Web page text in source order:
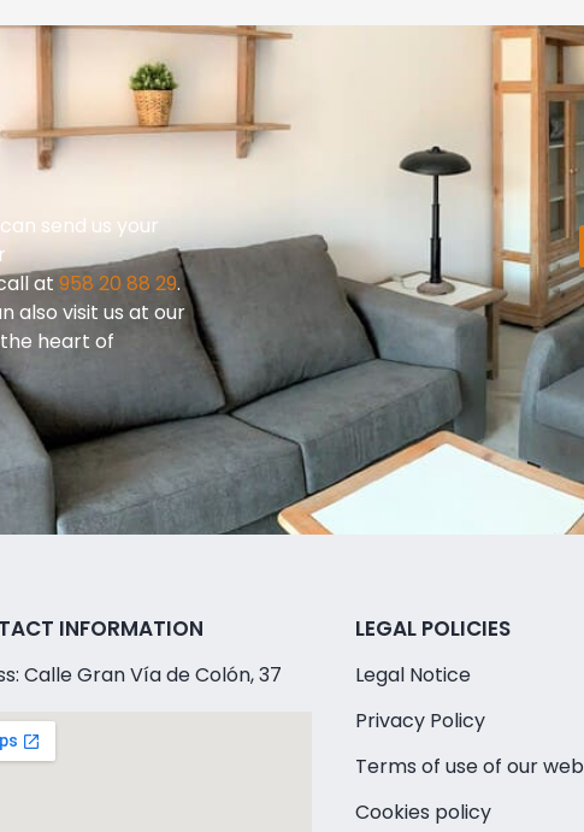
send us your
at 958 20 88 29.
also visit us at our
the heart of
INFORMATION
Calle Gran Vía de Colón, 37
LEGAL POLICIES
Legal Notice
Privacy Policy
Terms of use of our web
Cookies policy